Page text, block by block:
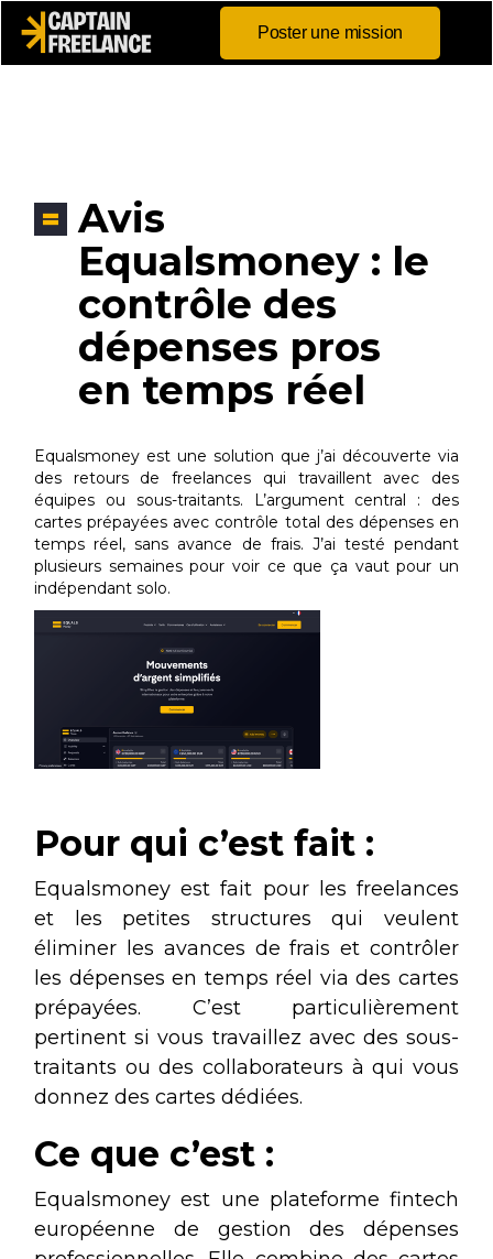
Poster une mission
Avis
Equalsmoney : le
contrôle des
dépenses pros
en temps réel
Equalsmoney est une solution que j’ai découverte via
des retours de freelances qui travaillent avec des
équipes ou sous-traitants. L’argument central : des
cartes prépayées avec contrôle total des dépenses en
temps réel, sans avance de frais. J’ai testé pendant
plusieurs semaines pour voir ce que ça vaut pour un
indépendant solo.
Pour qui c’est fait :
Equalsmoney est fait pour les freelances
et les petites structures qui veulent
éliminer les avances de frais et contrôler
les dépenses en temps réel via des cartes
prépayées. C’est particulièrement
pertinent si vous travaillez avec des sous-
traitants ou des collaborateurs à qui vous
donnez des cartes dédiées.
Ce que c’est :
Equalsmoney est une plateforme fintech
européenne de gestion des dépenses